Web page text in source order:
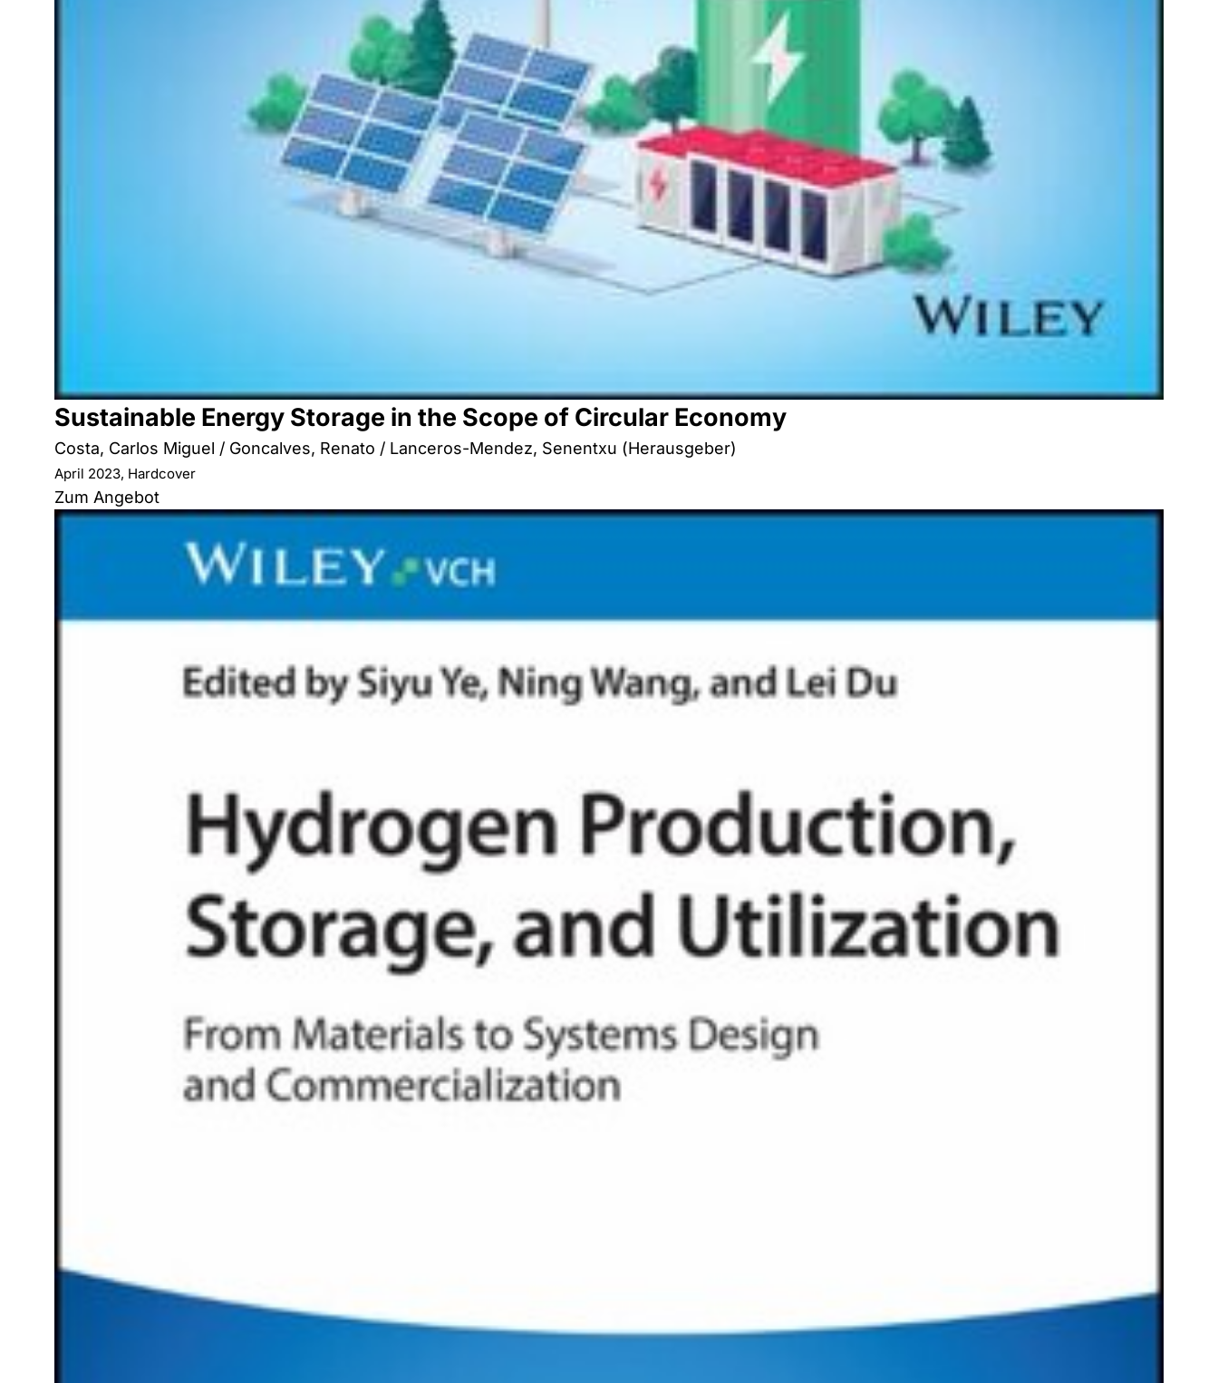
Sustainable Energy Storage in the Scope of Circular Economy
Costa, Carlos Miguel / Goncalves, Renato / Lanceros-Mendez, Senentxu (Herausgeber)
April 2023, Hardcover
Zum Angebot